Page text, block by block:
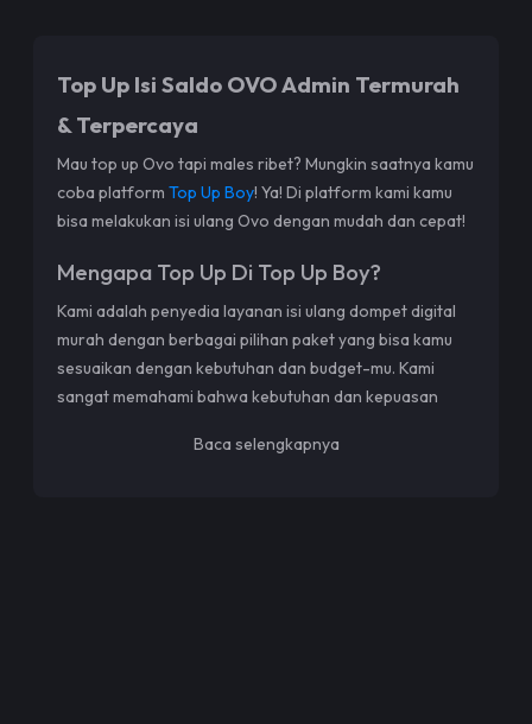
Top Up Isi Saldo OVO Admin Termurah
& Terpercaya
Mau top up Ovo tapi males ribet? Mungkin saatnya kamu
coba platform Top Up Boy! Ya! Di platform kami kamu
bisa melakukan isi ulang Ovo dengan mudah dan cepat!
Mengapa Top Up Di Top Up Boy?
Kami adalah penyedia layanan isi ulang dompet digital
murah dengan berbagai pilihan paket yang bisa kamu
sesuaikan dengan kebutuhan dan budget-mu. Kami
sangat memahami bahwa kebutuhan dan kepuasan
khawatir lagi soal top up dompet digital yang murah.
Baca selengkapnya